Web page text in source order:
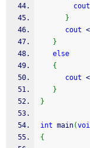
cout
}
cout
}
else
{
cout
}
}
int main(
{